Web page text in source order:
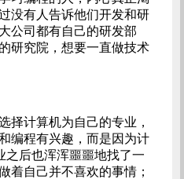
没有人告诉他们开发和研
公司都有自己的研发部
研究院，想要一直做技术
择计算机为自己的专业，
编程有兴趣，而是因为计
之后也浑浑噩噩地找了一
着自己并不喜欢的事情；